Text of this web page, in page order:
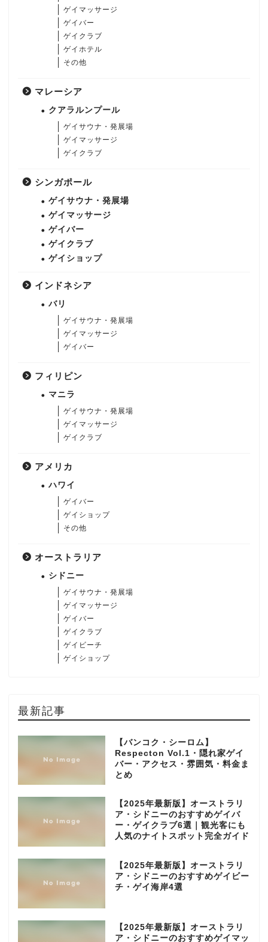
ゲイマッサージ
ゲイバー
ゲイクラブ
ゲイホテル
その他
マレーシア
クアラルンプール
ゲイサウナ・発展場
ゲイマッサージ
ゲイクラブ
シンガポール
ゲイサウナ・発展場
ゲイマッサージ
ゲイバー
ゲイクラブ
ゲイショップ
インドネシア
バリ
ゲイサウナ・発展場
ゲイマッサージ
ゲイバー
フィリピン
マニラ
ゲイサウナ・発展場
ゲイマッサージ
ゲイクラブ
アメリカ
ハワイ
ゲイバー
ゲイショップ
その他
オーストラリア
シドニー
ゲイサウナ・発展場
ゲイマッサージ
ゲイバー
ゲイクラブ
ゲイビーチ
ゲイショップ
最新記事
【バンコク・シーロム】
Respecton Vol.1・隠れ家ゲイ
バー・アクセス・雰囲気・料金ま
とめ
【2025年最新版】オーストラリ
ア・シドニーのおすすめゲイバ
ー・ゲイクラブ6選｜観光客にも
人気のナイトスポット完全ガイド
【2025年最新版】オーストラリ
ア・シドニーのおすすめゲイビー
チ・ゲイ海岸4選
【2025年最新版】オーストラリ
ア・シドニーのおすすめゲイマッ